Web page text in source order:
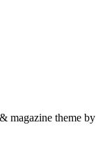
magazine theme by